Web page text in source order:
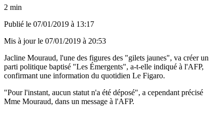
2 min
Publié le 07/01/2019 à 13:17
Mis à jour le 07/01/2019 à 20:53
Jacline Mouraud, l'une des figures des "gilets jaunes", va créer un
parti politique baptisé "Les Émergents", a-t-elle indiqué à l'AFP,
confirmant une information du quotidien Le Figaro.
"Pour l'instant, aucun statut n'a été déposé", a cependant précisé
Mme Mouraud, dans un message à l'AFP.